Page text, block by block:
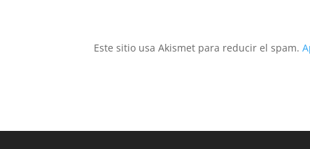
Este sitio usa Akismet para reducir el spam.